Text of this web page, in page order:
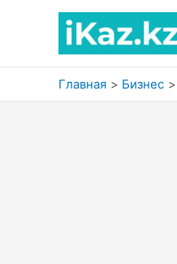
содержимому
Главная Бизнес